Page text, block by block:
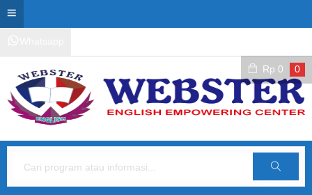
Rp 0 0
Cari